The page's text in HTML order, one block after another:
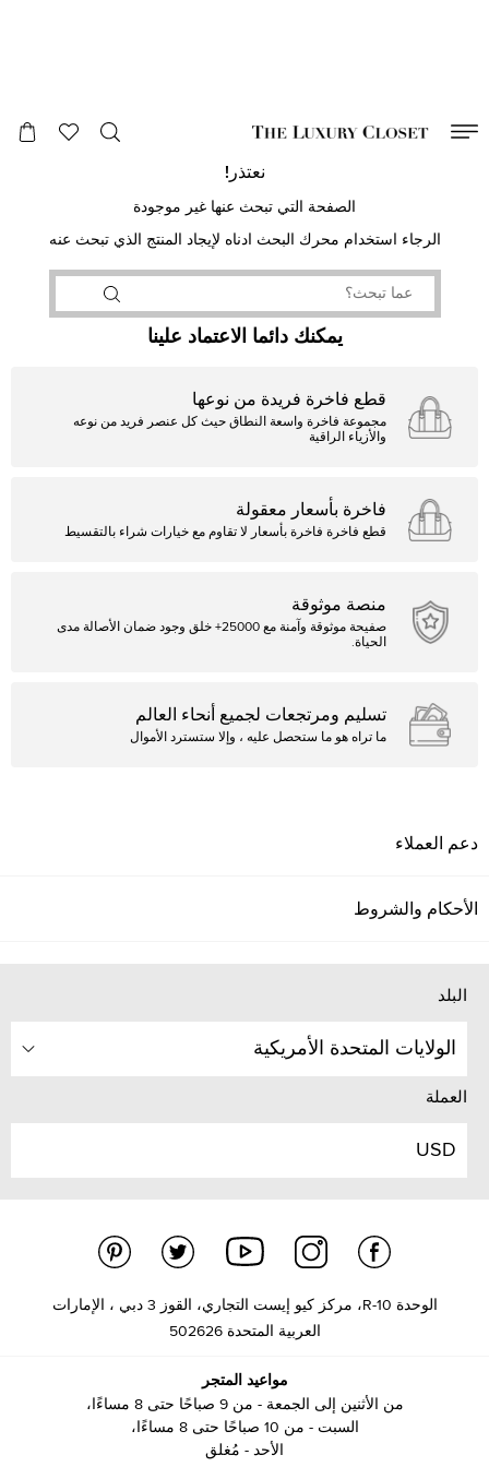
ثانية
نعتذر!
الصفحة التي تبحث عنها غير موجودة
الرجاء استخدام محرك البحث ادناه لإيجاد المنتج الذي تبحث عنه
يمكنك دائما الاعتماد علينا
قطع فاخرة فريدة من نوعها
مجموعة فاخرة واسعة النطاق حيث كل عنصر فريد من نوعه
والأزياء الراقية
فاخرة بأسعار معقولة
قطع فاخرة فاخرة بأسعار لا تقاوم مع خيارات شراء بالتقسيط
منصة موثوقة
صفيحة موثوقة وآمنة مع 25000+ خلق وجود ضمان الأصالة مدى
الحياة.
تسليم ومرتجعات لجميع أنحاء العالم
ما تراه هو ما ستحصل عليه ، وإلا ستسترد الأموال
دعم العملاء
الأحكام والشروط
البلد
الولايات المتحدة الأمريكية
العملة
USD
الوحدة R-10، مركز كيو إيست التجاري، القوز 3 دبي ، الإمارات
العربية المتحدة 502626
مواعيد المتجر
من الأثنين إلى الجمعة - من 9 صباحًا حتى 8 مساءًا،
السبت - من 10 صباحًا حتى 8 مساءًا،
الأحد - مُغلق